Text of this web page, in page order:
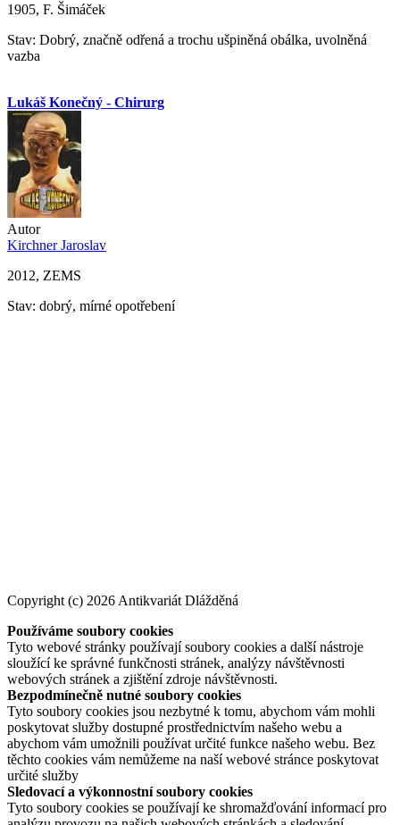
1905, F. Šimáček
Stav: Dobrý, značně odřená a trochu ušpiněná obálka, uvolněná
vazba
Lukáš Konečný - Chirurg
Autor
Kirchner Jaroslav
2012, ZEMS
Stav: dobrý, mírné opotřebení
Copyright (c) 2026 Antikvariát Dlážděná
Používáme soubory cookies
Tyto webové stránky používají soubory cookies a další nástroje
sloužící ke správné funkčnosti stránek, analýzy návštěvnosti
webových stránek a zjištění zdroje návštěvnosti.
Bezpodmínečně nutné soubory cookies
Tyto soubory cookies jsou nezbytné k tomu, abychom vám mohli
poskytovat služby dostupné prostřednictvím našeho webu a
abychom vám umožnili používat určité funkce našeho webu. Bez
těchto cookies vám nemůžeme na naší webové stránce poskytovat
určité služby
Sledovací a výkonnostní soubory cookies
Tyto soubory cookies se používají ke shromažďování informací pro